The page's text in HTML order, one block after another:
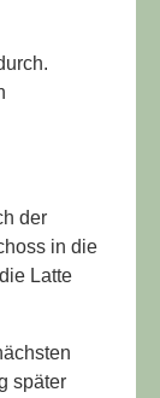
der
in die
Latte
später